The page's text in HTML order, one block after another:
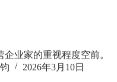
企业家的重视程度空前。
2026年3月10日